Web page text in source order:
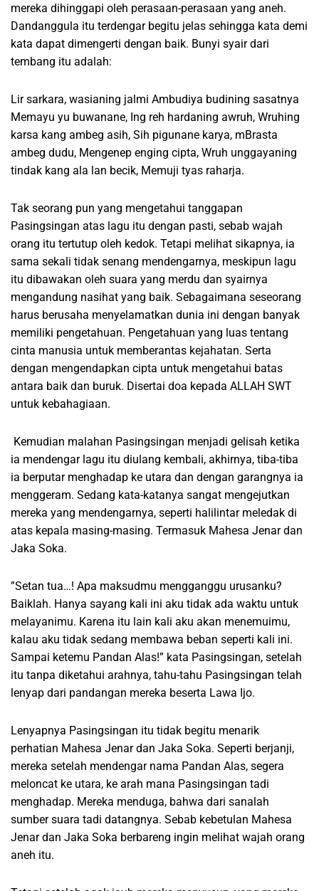
mereka dihinggapi oleh perasaan-perasaan yang aneh.
Dandanggula itu terdengar begitu jelas sehingga kata demi
kata dapat dimengerti dengan baik. Bunyi syair dari
tembang itu adalah:
Lir sarkara, wasianing jalmi Ambudiya budining sasatnya
Memayu yu buwanane, Ing reh hardaning awruh, Wruhing
karsa kang ambeg asih, Sih pigunane karya, mBrasta
ambeg dudu, Mengenep enging cipta, Wruh unggayaning
tindak kang ala lan becik, Memuji tyas raharja.
Tak seorang pun yang mengetahui tanggapan
Pasingsingan atas lagu itu dengan pasti, sebab wajah
orang itu tertutup oleh kedok. Tetapi melihat sikapnya, ia
sama sekali tidak senang mendengarnya, meskipun lagu
itu dibawakan oleh suara yang merdu dan syairnya
mengandung nasihat yang baik. Sebagaimana seseorang
harus berusaha menyelamatkan dunia ini dengan banyak
memiliki pengetahuan. Pengetahuan yang luas tentang
cinta manusia untuk memberantas kejahatan. Serta
dengan mengendapkan cipta untuk mengetahui batas
antara baik dan buruk. Disertai doa kepada ALLAH SWT
untuk kebahagiaan.
Kemudian malahan Pasingsingan menjadi gelisah ketika
ia mendengar lagu itu diulang kembali, akhirnya, tiba-tiba
ia berputar menghadap ke utara dan dengan garangnya ia
menggeram. Sedang kata-katanya sangat mengejutkan
mereka yang mendengarnya, seperti halilintar meledak di
atas kepala masing-masing. Termasuk Mahesa Jenar dan
Jaka Soka.
”Setan tua…! Apa maksudmu mengganggu urusanku?
Baiklah. Hanya sayang kali ini aku tidak ada waktu untuk
melayanimu. Karena itu lain kali aku akan menemuimu,
kalau aku tidak sedang membawa beban seperti kali ini.
Sampai ketemu Pandan Alas!” kata Pasingsingan, setelah
itu tanpa diketahui arahnya, tahu-tahu Pasingsingan telah
lenyap dari pandangan mereka beserta Lawa Ijo.
Lenyapnya Pasingsingan itu tidak begitu menarik
perhatian Mahesa Jenar dan Jaka Soka. Seperti berjanji,
mereka setelah mendengar nama Pandan Alas, segera
meloncat ke utara, ke arah mana Pasingsingan tadi
menghadap. Mereka menduga, bahwa dari sanalah
sumber suara tadi datangnya. Sebab kebetulan Mahesa
Jenar dan Jaka Soka berbareng ingin melihat wajah orang
aneh itu.